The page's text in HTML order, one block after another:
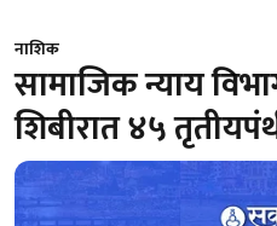
नाशिक
सामाजिक न्याय
शिबीरात ४५